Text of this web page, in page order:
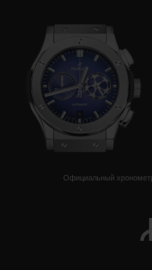
Официальный